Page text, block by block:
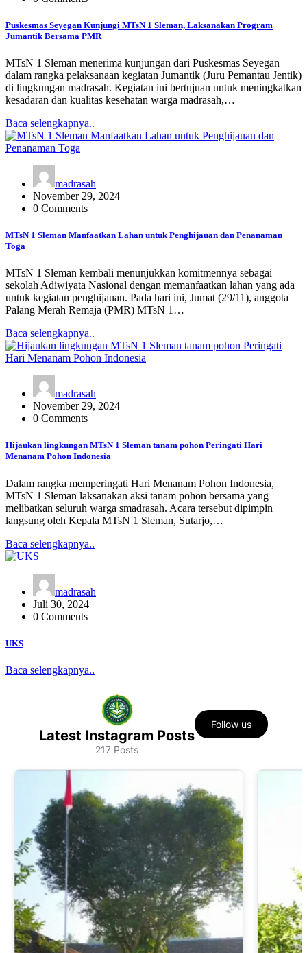
Puskesmas Seyegan Kunjungi MTsN 1 Sleman, Laksanakan Program
Jumantik Bersama PMR
MTsN 1 Sleman menerima kunjungan dari Puskesmas Seyegan
dalam rangka pelaksanaan kegiatan Jumantik (Juru Pemantau Jentik)
di lingkungan madrasah. Kegiatan ini bertujuan untuk meningkatkan
kesadaran dan kualitas kesehatan warga madrasah,…
Baca selengkapnya..
madrasah
November 29, 2024
0 Comments
MTsN 1 Sleman Manfaatkan Lahan untuk Penghijauan dan Penanaman
Toga
MTsN 1 Sleman kembali menunjukkan komitmennya sebagai
sekolah Adiwiyata Nasional dengan memanfaatkan lahan yang ada
untuk kegiatan penghijauan. Pada hari ini, Jumat (29/11), anggota
Palang Merah Remaja (PMR) MTsN 1…
Baca selengkapnya..
madrasah
November 29, 2024
0 Comments
Hijaukan lingkungan MTsN 1 Sleman tanam pohon Peringati Hari
Menanam Pohon Indonesia
Dalam rangka memperingati Hari Menanam Pohon Indonesia,
MTsN 1 Sleman laksanakan aksi tanam pohon bersama yang
melibatkan seluruh warga smadrasah. Acara tersebut dipimpin
langsung oleh Kepala MTsN 1 Sleman, Sutarjo,…
Baca selengkapnya..
madrasah
Juli 30, 2024
0 Comments
UKS
Baca selengkapnya..